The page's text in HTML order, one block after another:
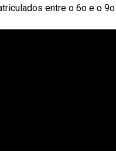
entre o 6o e o